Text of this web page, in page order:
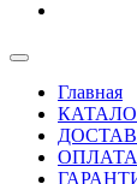
Главная